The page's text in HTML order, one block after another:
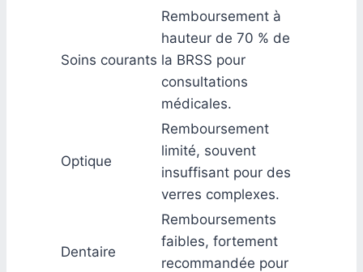
Soins courants
Remboursement à
hauteur de 70 % de
la BRSS pour
consultations
médicales.
Optique
Remboursement
limité, souvent
insuffisant pour des
verres complexes.
Dentaire
Remboursements
faibles, fortement
recommandée pour